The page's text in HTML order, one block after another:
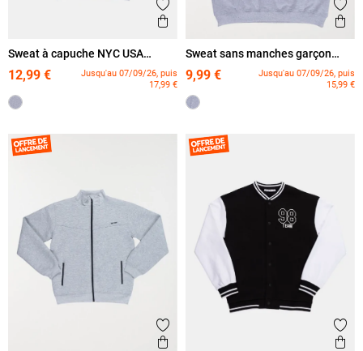
Ajouter aux favoris
Aperçu rapide
Sweat à capuche NYC USA
garçon (XXS-M)
12,99 €
Jusqu'au 07/09/26, puis
17,99 €
Sweat sans manches garçon
(XXS-M)
9,99 €
Jusqu'au 07/09/26, puis
15,99 €
Ajouter aux favoris
Aperçu rapide